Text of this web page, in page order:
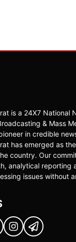
is a 24X7 National
& Mass
in credible
has emerged as
country. Our
analytical reporting
issues without